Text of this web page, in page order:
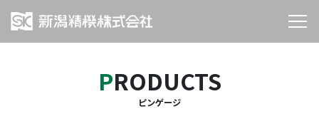
PRODUCTS
ピンゲージ